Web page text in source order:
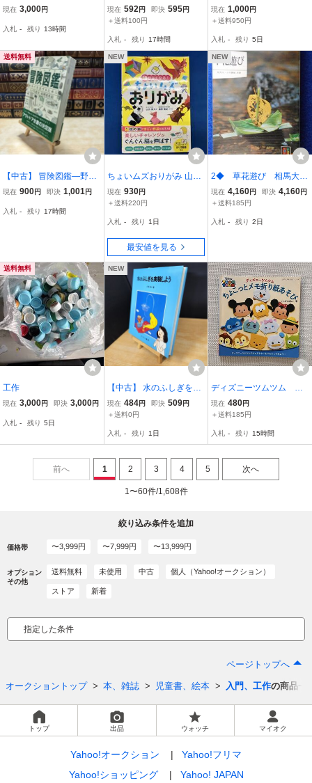
ズ】切手収集と楽しみ方
現在 3,000円
入札 - 残り 13時間
小学館入門百科シリーズ1
13 田淵英明著
現在 592円 即決 595円
＋送料100円
入札 - 残り 17時間
趣味知識シリーズ関連 4
冊セット◆トランプ占い
術入門 マジック 引田天功
古書
現在 1,000円
＋送料950円
入札 - 残り 5日
送料無料
【中古】 冒険図鑑―野外
で生活するために (Do!図
10028
現在 900円 即決 1,001円
入札 - 残り 17時間
NEW
ちょいムズおりがみ 山田
勝久
現在 930円
＋送料220円
入札 - 残り 1日
最安値を見る
NEW
2◆ 草花遊び 相馬大,
小片勝敏 / 保育社カラ
ーブックス 昭和52年,初
現在 4,160円 即決 4,160円
＋送料185円
入札 - 残り 2日
送料無料
工作
現在 3,000円 即決 3,000円
入札 - 残り 5日
NEW
【中古】 水のふしぎを実
験しよう (やさしい科学 1
4) 小林卓二
現在 484円 即決 509円
＋送料0円
入札 - 残り 1日
ディズニーツムツム ち
ょこっとメモ折り紙あそ
び レディブティックシ
こ Disney おりがみ 夏
現在 480円
＋送料185円
入札 - 残り 15時間
前へ 1 2 3 4 5 次へ
1〜60件/1,608件
絞り込み条件を追加
価格帯 〜3,999円 〜7,999円 〜13,999円
オプション
その他
送料無料 未使用 中古 個人（Yahoo!オークション）
ストア 新着
指定した条件
ページトップへ
オークショントップ 本、雑誌 児童書、絵本 入門、工作の商品一
トップ 出品 ウォッチ マイオク
Yahoo!オークション
Yahoo!フリマ
Yahoo!ショッピング
Yahoo! JAPAN